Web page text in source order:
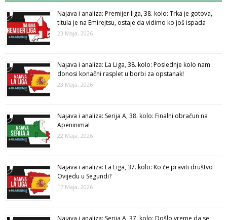
Najava i analiza: Premijer liga, 38. kolo: Trka je gotova,
titula je na Emirejtsu, ostaje da vidimo ko još ispada
23 Maja, 2026
Najava i analiza: La Liga, 38. kolo: Poslednje kolo nam
donosi konačni rasplet u borbi za opstanak!
23 Maja, 2026
Najava i analiza: Serija A, 38. kolo: Finalni obračun na
Apeninima!
22 Maja, 2026
Najava i analiza: La Liga, 37. kolo: Ko će praviti društvo
Ovijedu u Segundi?
17 Maja, 2026
Najava i analiza: Serija A, 37. kolo: Došlo vreme da se